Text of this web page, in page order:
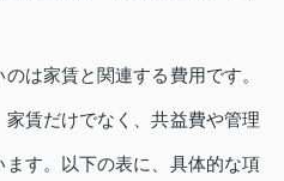
は家賃と関連する費用です。
賃だけでなく、共益費や管理
す。以下の表に、具体的な項